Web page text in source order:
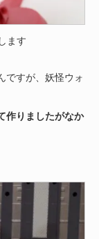
ます
ですが、妖怪ウォ
作りましたがなか